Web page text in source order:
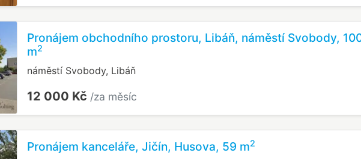
Pronájem obchodního prostoru, Libáň, náměstí Svobody,
m2
náměstí Svobody, Libáň
12 000 Kč /za měsíc
Pronájem kanceláře, Jičín, Husova, 59 m2